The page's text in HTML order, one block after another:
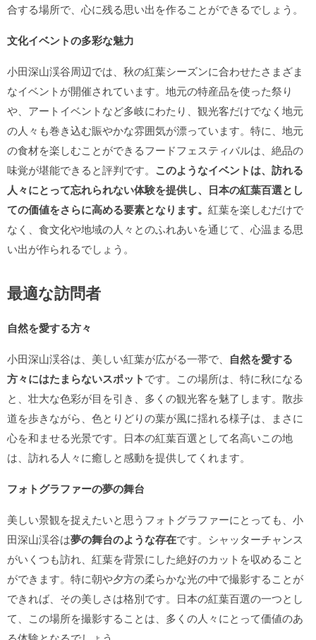
合する場所で、心に残る思い出を作ることができるでしょう。
文化イベントの多彩な魅力
小田深山渓谷周辺では、秋の紅葉シーズンに合わせたさまざま
なイベントが開催されています。地元の特産品を使った祭り
や、アートイベントなど多岐にわたり、観光客だけでなく地元
の人々も巻き込む賑やかな雰囲気が漂っています。特に、地元
の食材を楽しむことができるフードフェスティバルは、絶品の
味覚が堪能できると評判です。 このようなイベントは、訪れる
人々にとって忘れられない体験を提供し、日本の紅葉百選とし
ての価値をさらに高める要素となります。 紅葉を楽しむだけで
なく、食文化や地域の人々とのふれあいを通じて、心温まる思
い出が作られるでしょう。
最適な訪問者
自然を愛する方々
小田深山渓谷は、美しい紅葉が広がる一帯で、 自然を愛する
方々にはたまらないスポットです。この場所は、特に秋になる
と、壮大な色彩が目を引き、多くの観光客を魅了します。散歩
道を歩きながら、色とりどりの葉が風に揺れる様子は、まさに
心を和ませる光景です。日本の紅葉百選として名高いこの地
は、訪れる人々に癒しと感動を提供してくれます。
フォトグラファーの夢の舞台
美しい景観を捉えたいと思うフォトグラファーにとっても、小
田深山渓谷は夢の舞台のような存在です。シャッターチャンス
がいくつも訪れ、紅葉を背景にした絶好のカットを収めること
ができます。特に朝や夕方の柔らかな光の中で撮影することが
できれば、その美しさは格別です。日本の紅葉百選の一つとし
て、この場所を撮影することは、多くの人々にとって価値のあ